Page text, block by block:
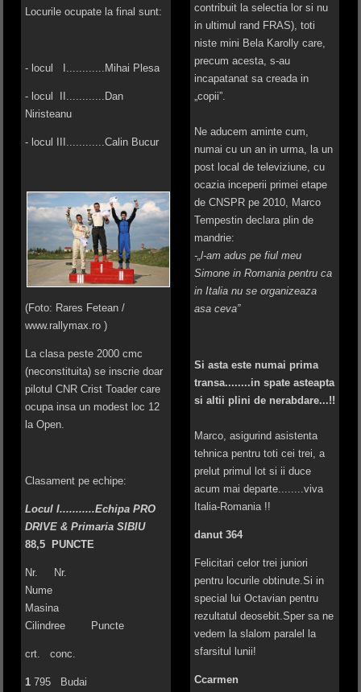
Locurile ocupate la final sunt:
- locul I............Mihai Plesa
- locul II............Dan
Niristeanu
- locul III............Calin Bucur
(Foto: Rares Fetean /
www.rallymax.ro )
La clasa peste 2000 cmc
(neconstituita) se inscrie doar
pilotul CNR Crist Toader care
ocupa insa un modest loc 12
la Open.
Clasament pe echipe:
Locul I...........Echipa PRO
DRIVE & Primaria SIBIU
88,5 PUNCTE
Nr. Nr.
Nume
Masina
Cilindree Puncte
crt. conc.
1 795 Budai
contribuit la selectia lor si nu
in ultimul rand FRAS), toti
niste mini Bela Karolly care,
precum acesta, s-au
incapatanat sa creada in
„copii”.
Ne aducem aminte cum,
numai cu un an in urma, la un
post local de televiziune, cu
ocazia inceperii primei etape
de CNSPR pe 2010, Marco
Tempestin declara plin de
mandrie:
-„l-am adus pe fiul meu
Simone in Romania pentru ca
in Italia nu se organizeaza
asa ceva”
Si asta este numai prima
transa........in spate asteapta
si altii plini de nerabdare...!!
Marco, asigurind asistenta
tehnica pentru toti cei trei, a
prelut primul lot si ii duce
acum mai departe........viva
Italia-Romania !!
danut 364
Felicitari celor trei juniori
pentru locurile obtinute.Si in
special lui Octavian pentru
rezultatul deosebit.Sper sa ne
vedem la slalom paralel la
sfarsitul lunii!
Ccarmen